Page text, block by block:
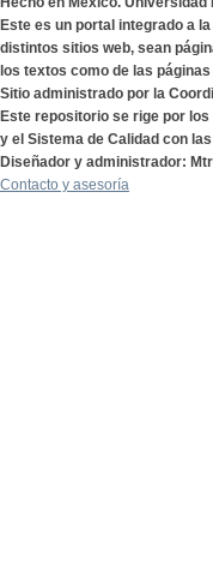
Este es un portal integrado a
distintos sitios web, sean
los textos como de las
Sitio administrado por la
Este repositorio se rige por
y el Sistema de Calidad con
Diseñador y administrador:
Contacto y asesoría